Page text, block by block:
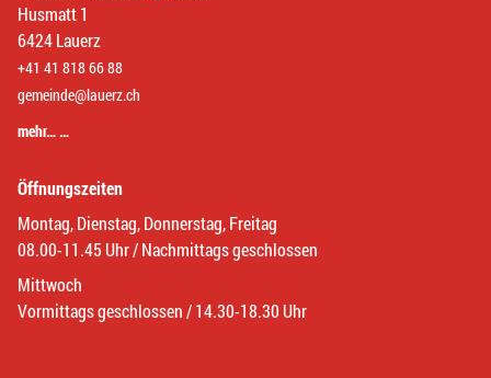
Husmatt 1
6424 Lauerz
+41 41 818 66 88
gemeinde@lauerz.ch
mehr… …
Öffnungszeiten
Montag, Dienstag, Donnerstag, Freitag
08.00-11.45 Uhr / Nachmittags geschlossen
Mittwoch
Vormittags geschlossen / 14.30-18.30 Uhr